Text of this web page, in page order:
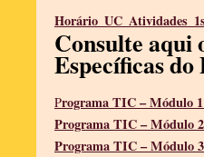
Consulte aqui
Específicas
Programa TIC – Módulo
Programa TIC – Módulo
Programa TIC – Módulo